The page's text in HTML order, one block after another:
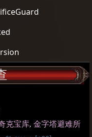
克宝库, 金字塔避难所